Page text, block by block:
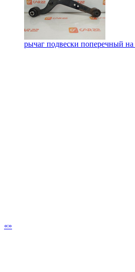
рычаг подвески поперечный на
«»